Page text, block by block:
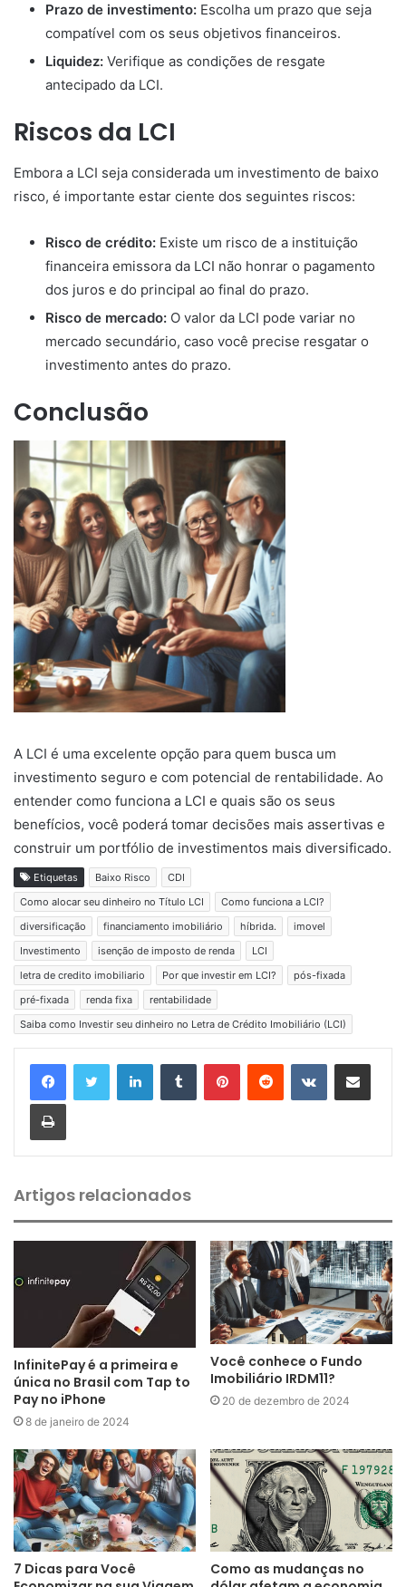
Prazo de investimento: Escolha um prazo que seja
compatível com os seus objetivos financeiros.
Liquidez: Verifique as condições de resgate
antecipado da LCI.
Riscos da LCI
Embora a LCI seja considerada um investimento de baixo
risco, é importante estar ciente dos seguintes riscos:
Risco de crédito: Existe um risco de a instituição
financeira emissora da LCI não honrar o pagamento
dos juros e do principal ao final do prazo.
Risco de mercado: O valor da LCI pode variar no
mercado secundário, caso você precise resgatar o
investimento antes do prazo.
Conclusão
A LCI é uma excelente opção para quem busca um
investimento seguro e com potencial de rentabilidade. Ao
entender como funciona a LCI e quais são os seus
benefícios, você poderá tomar decisões mais assertivas e
construir um portfólio de investimentos mais diversificado.
Etiquetas Baixo Risco
CDI
Como alocar seu dinheiro no Título LCI
Como funciona a LCI?
diversificação
financiamento imobiliário híbrida.
imovel
Investimento
isenção de imposto de renda
LCI
letra de credito imobiliario
Por que investir em LCI?
pós-fixada
pré-fixada
renda fixa
rentabilidade
Saiba como Investir seu dinheiro no Letra de Crédito Imobiliário (LCI)
Artigos relacionados
InfinitePay é a primeira e
única no Brasil com Tap to
Pay no iPhone
8 de janeiro de 2024
Você conhece o Fundo
Imobiliário IRDM11?
20 de dezembro de 2024
7 Dicas para Você
Como as mudanças no